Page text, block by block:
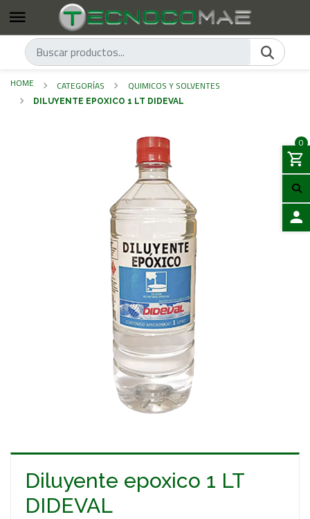
0
HOME CATEGORÍAS QUIMICOS Y SOLVENTES
DILUYENTE EPOXICO 1 LT DIDEVAL
Diluyente epoxico 1 LT
DIDEVAL